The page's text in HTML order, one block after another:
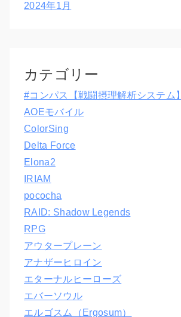
2024年1月
カテゴリー
#コンパス【戦闘摂理解析システム】
AOEモバイル
ColorSing
Delta Force
Elona2
IRIAM
pococha
RAID: Shadow Legends
RPG
アウタープレーン
アナザーヒロイン
エターナルヒーローズ
エバーソウル
エルゴスム（Ergosum）